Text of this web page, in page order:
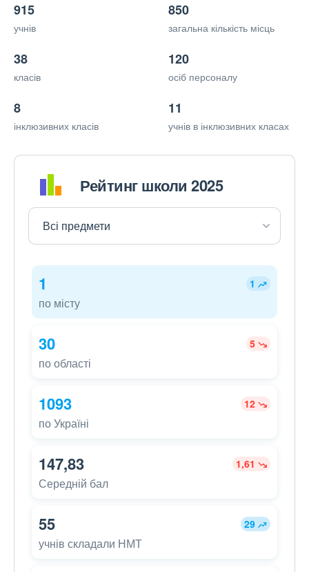
915
учнів
850
загальна кількість місць
38
класів
120
осіб персоналу
8
інклюзивних класів
11
учнів в інклюзивних класах
Рейтинг школи 2025
1 1
по місту
30 5
по області
1093 12
по Україні
147,83 1,61
Середній бал
55 29
учнів складали НМТ